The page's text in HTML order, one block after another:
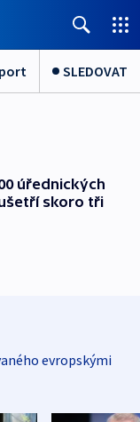
SLEDOVAT
úřednických
skoro tři
evropskými